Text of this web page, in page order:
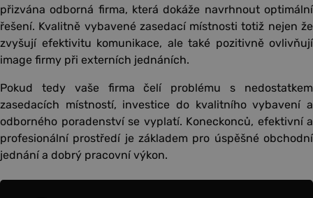
přizvána odborná firma, která dokáže navrhnout optimální
řešení. Kvalitně vybavené zasedací místnosti totiž nejen že
zvyšují efektivitu komunikace, ale také pozitivně ovlivňují
image firmy při externích jednáních.
Pokud tedy vaše firma čelí problému s nedostatkem
zasedacích místností, investice do kvalitního vybavení a
odborného poradenství se vyplatí. Koneckonců, efektivní a
profesionální prostředí je základem pro úspěšné obchodní
jednání a dobrý pracovní výkon.